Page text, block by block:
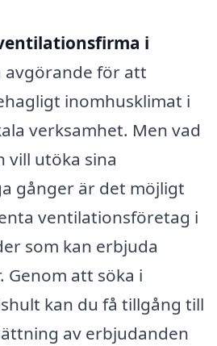
i
avgörande för att
inomhusklimat i
verksamhet. Men vad
vill utöka sina
gånger är det möjligt
ventilationsföretag i
som kan erbjuda
Genom att söka i
kan du få tillgång till
av erbjudanden